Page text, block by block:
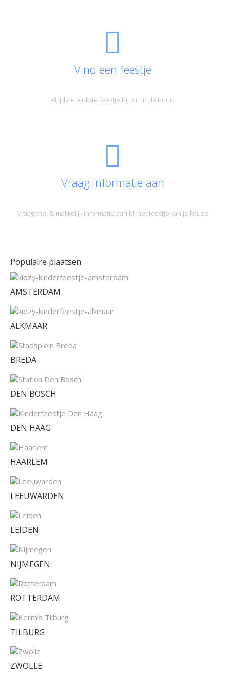
Vind een feestje
Altijd de leukste feestje bij jou in de buurt
Vraag informatie aan
Vraag snel & makkelijk informatie aan bij het feestje van je keuze
Populaire plaatsen
AMSTERDAM
ALKMAAR
BREDA
DEN BOSCH
DEN HAAG
HAARLEM
LEEUWARDEN
LEIDEN
NIJMEGEN
ROTTERDAM
TILBURG
ZWOLLE